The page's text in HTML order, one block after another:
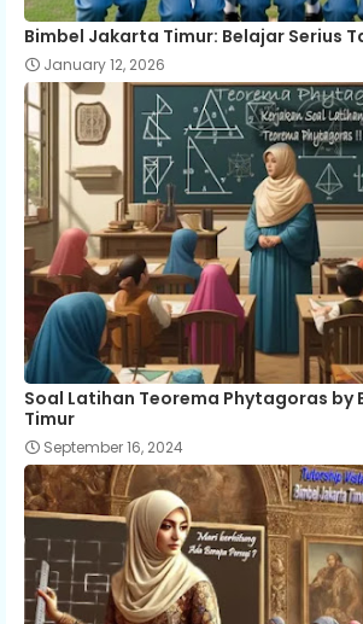
Bimbel Jakarta Timur: Belajar Serius
January 12, 2026
Soal Latihan Teorema Phytagoras by
Timur
September 16, 2024